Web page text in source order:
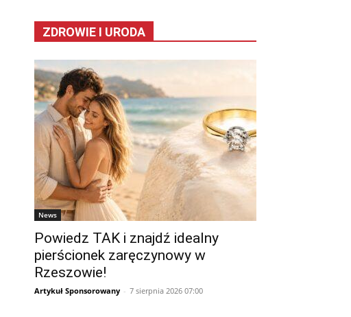
ZDROWIE I URODA
News
Powiedz TAK i znajdź idealny
pierścionek zaręczynowy w
Rzeszowie!
Artykuł Sponsorowany - 7 sierpnia 2026 07:00